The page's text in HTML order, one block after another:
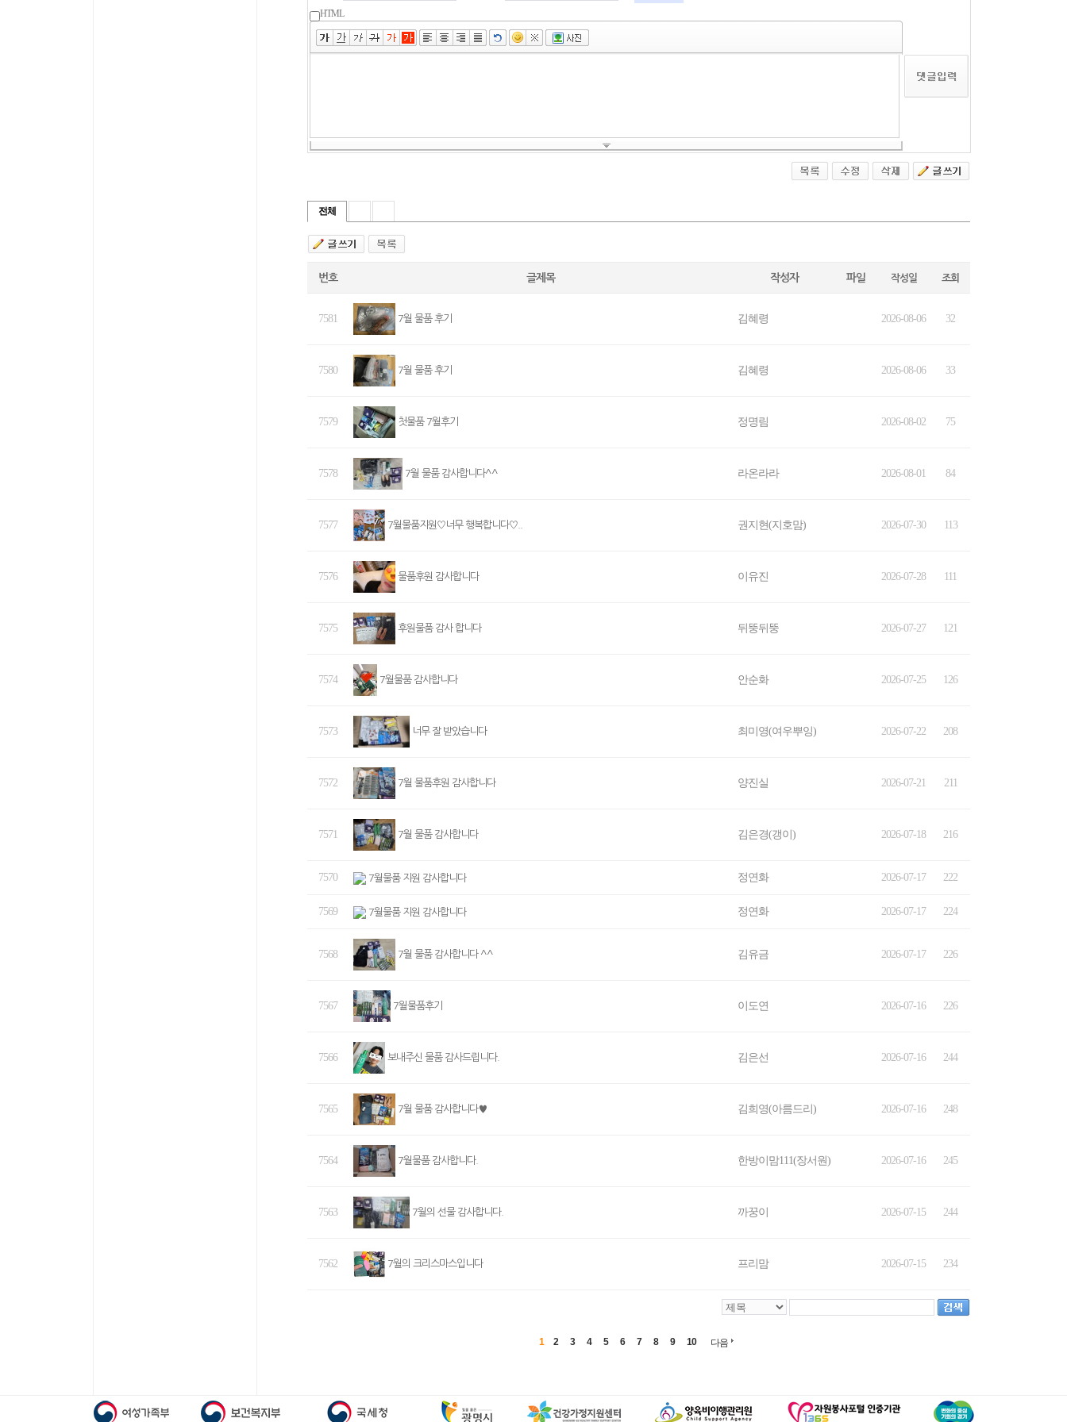
HTML
전체
번호 글제목 작성자 파일 작성일 조회
7581 7월 물품 후기 김혜령 2026-08-06 32
7580 7월 물품 후기 김혜령 2026-08-06 33
7579 첫물품 7월후기 정명림 2026-08-02 75
7578 7월 물품 감사합니다^^ 라온라라 2026-08-01 84
7577 7월물품지원♡너무 행복합니다♡.. 권지현(지호맘) 2026-07-30 113
7576 물품후원 감사합니다 이유진 2026-07-28 111
7575 후원물품 감사 합니다 뒤뚱뒤뚱 2026-07-27 121
7574 7월물품 감사합니다 안순화 2026-07-25 126
7573 너무 잘 받았습니다 최미영(여우뿌잉) 2026-07-22 208
7572 7월 물품후원 감사합니다 양진실 2026-07-21 211
7571 7월 물품 감사합니다 김은경(갱이) 2026-07-18 216
7570 7월물품 지원 감사합니다 정연화 2026-07-17 222
7569 7월물품 지원 감사합니다 정연화 2026-07-17 224
7568 7월 물품 감사합니다 ^^ 김유금 2026-07-17 226
7567 7월물품후기 이도연 2026-07-16 226
7566 보내주신 물품 감사드립니다. 김은선 2026-07-16 244
7565 7월 물품 감사합니다♥ 김희영(아름드리) 2026-07-16 248
7564 7월물품 감사합니다. 한방이맘111(장서원) 2026-07-16 245
7563 7월의 선물 감사합니다. 까꿍이 2026-07-15 244
7562 7월의 크리스마스입니다 프리맘 2026-07-15 234
1 2 3 4 5 6 7 8 9 10 다음